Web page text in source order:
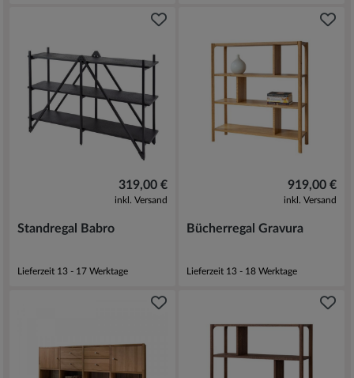
319,00 €
inkl. Versand
Standregal Babro
Lieferzeit 13 - 17 Werktage
919,00 €
inkl. Versand
Bücherregal Gravura
Lieferzeit 13 - 18 Werktage